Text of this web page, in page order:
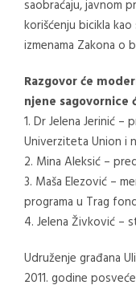
saobraćaju, javnom
korišćenju bicikla
izmenama Zakona o
Razgovor će
njene sagovornice
1. Dr Jelena Jerinić
Univerziteta Union i
2. Mina Aleksić –
3. Maša Elezović –
programa u Trag
4. Jelena Živković –
Udruženje građana
2011. godine